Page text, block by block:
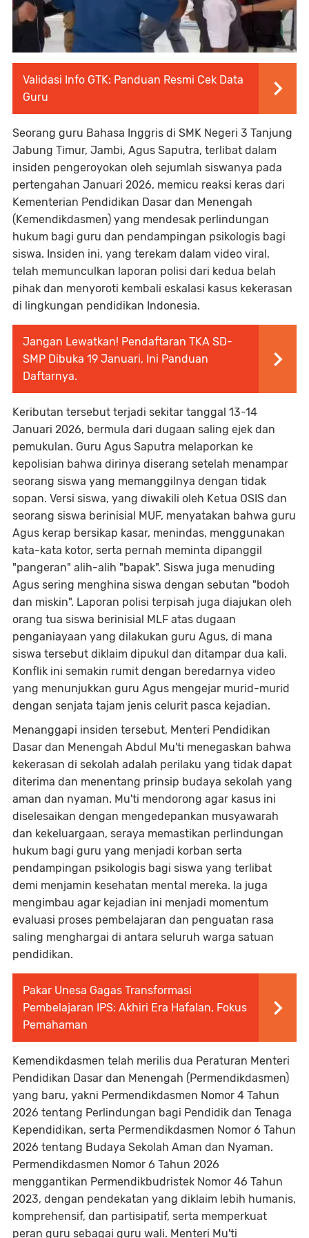
Validasi Info GTK: Panduan Resmi Cek Data
Guru
Seorang guru Bahasa Inggris di SMK Negeri 3 Tanjung
Jabung Timur, Jambi, Agus Saputra, terlibat dalam
insiden pengeroyokan oleh sejumlah siswanya pada
pertengahan Januari 2026, memicu reaksi keras dari
Kementerian Pendidikan Dasar dan Menengah
(Kemendikdasmen) yang mendesak perlindungan
hukum bagi guru dan pendampingan psikologis bagi
siswa. Insiden ini, yang terekam dalam video viral,
telah memunculkan laporan polisi dari kedua belah
pihak dan menyoroti kembali eskalasi kasus kekerasan
di lingkungan pendidikan Indonesia.
Jangan Lewatkan! Pendaftaran TKA SD-
SMP Dibuka 19 Januari, Ini Panduan
Daftarnya.
Keributan tersebut terjadi sekitar tanggal 13-14
Januari 2026, bermula dari dugaan saling ejek dan
pemukulan. Guru Agus Saputra melaporkan ke
kepolisian bahwa dirinya diserang setelah menampar
seorang siswa yang memanggilnya dengan tidak
sopan. Versi siswa, yang diwakili oleh Ketua OSIS dan
seorang siswa berinisial MUF, menyatakan bahwa guru
Agus kerap bersikap kasar, menindas, menggunakan
kata-kata kotor, serta pernah meminta dipanggil
"pangeran" alih-alih "bapak". Siswa juga menuding
Agus sering menghina siswa dengan sebutan "bodoh
dan miskin". Laporan polisi terpisah juga diajukan oleh
orang tua siswa berinisial MLF atas dugaan
penganiayaan yang dilakukan guru Agus, di mana
siswa tersebut diklaim dipukul dan ditampar dua kali.
Konflik ini semakin rumit dengan beredarnya video
yang menunjukkan guru Agus mengejar murid-murid
dengan senjata tajam jenis celurit pasca kejadian.
Menanggapi insiden tersebut, Menteri Pendidikan
Dasar dan Menengah Abdul Mu'ti menegaskan bahwa
kekerasan di sekolah adalah perilaku yang tidak dapat
diterima dan menentang prinsip budaya sekolah yang
aman dan nyaman. Mu'ti mendorong agar kasus ini
diselesaikan dengan mengedepankan musyawarah
dan kekeluargaan, seraya memastikan perlindungan
hukum bagi guru yang menjadi korban serta
pendampingan psikologis bagi siswa yang terlibat
demi menjamin kesehatan mental mereka. Ia juga
mengimbau agar kejadian ini menjadi momentum
evaluasi proses pembelajaran dan penguatan rasa
saling menghargai di antara seluruh warga satuan
pendidikan.
Pakar Unesa Gagas Transformasi
Pembelajaran IPS: Akhiri Era Hafalan, Fokus
Pemahaman
Kemendikdasmen telah merilis dua Peraturan Menteri
Pendidikan Dasar dan Menengah (Permendikdasmen)
yang baru, yakni Permendikdasmen Nomor 4 Tahun
2026 tentang Perlindungan bagi Pendidik dan Tenaga
Kependidikan, serta Permendikdasmen Nomor 6 Tahun
2026 tentang Budaya Sekolah Aman dan Nyaman.
Permendikdasmen Nomor 6 Tahun 2026
menggantikan Permendikbudristek Nomor 46 Tahun
2023, dengan pendekatan yang diklaim lebih humanis,
komprehensif, dan partisipatif, serta memperkuat
peran guru sebagai guru wali. Menteri Mu'ti